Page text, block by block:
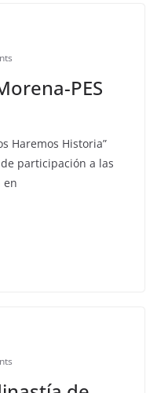
PES
Haremos Historia”
participación a las
en